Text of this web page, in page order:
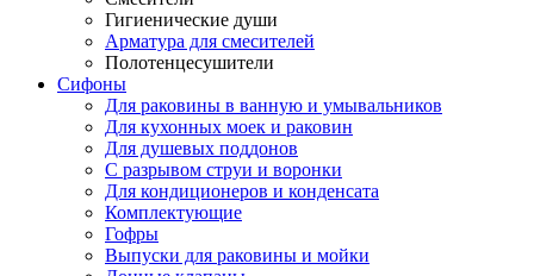
Гигиенические души
Арматура для смесителей
Полотенцесушители
Сифоны
Для раковины в ванную и умывальников
Для кухонных моек и раковин
Для душевых поддонов
С разрывом струи и воронки
Для кондиционеров и конденсата
Комплектующие
Гофры
Выпуски для раковины и мойки